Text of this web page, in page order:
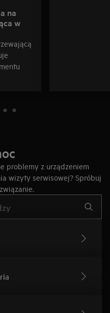
na
w
problemy z urządzeniem
wizyty serwisowej? Spróbuj